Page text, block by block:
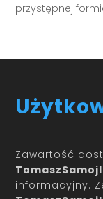
przystępnej
Zawartość
informacyjny.